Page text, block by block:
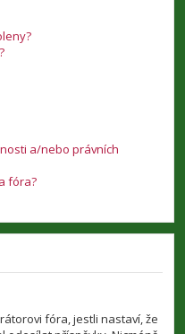
a/nebo právních
fóra?
fóra, jestli nastaví, že